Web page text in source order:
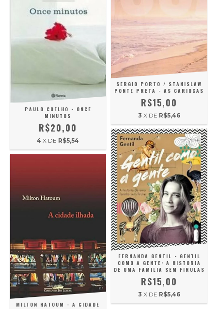
PAULO COELHO - ONCE
MINUTOS
R$20,00
4 X DE R$5,54
SERGIO PORTO / STANISLAW
PONTE PRETA - AS CARIOCAS
R$15,00
3 X DE R$5,46
MILTON HATOUM - A CIDADE
FERNANDA GENTIL - GENTIL
COMO A GENTE: A HISTORIA
DE UMA FAMILIA SEM FIRULAS
R$15,00
3 X DE R$5,46